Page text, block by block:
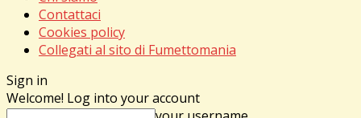
Contattaci
Cookies policy
Collegati al sito di Fumettomania
Sign in
Welcome! Log into your account